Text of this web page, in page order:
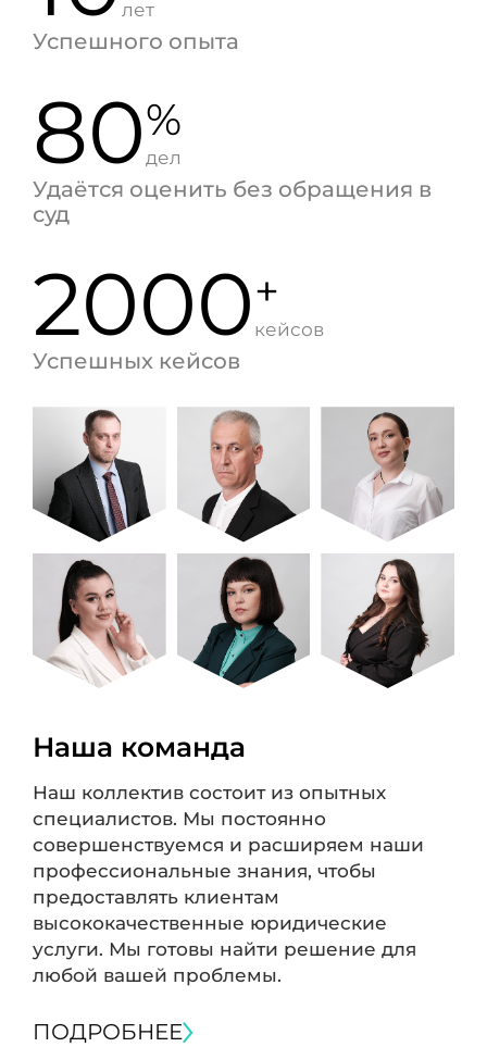
лет
Успешного опыта
80%
дел
Удаётся оценить без обращения в
суд
2000+
кейсов
Успешных кейсов
Наша команда
Наш коллектив состоит из опытных
специалистов. Мы постоянно
совершенствуемся и расширяем наши
профессиональные знания, чтобы
предоставлять клиентам
высококачественные юридические
услуги. Мы готовы найти решение для
любой вашей проблемы.
ПОДРОБНЕЕ